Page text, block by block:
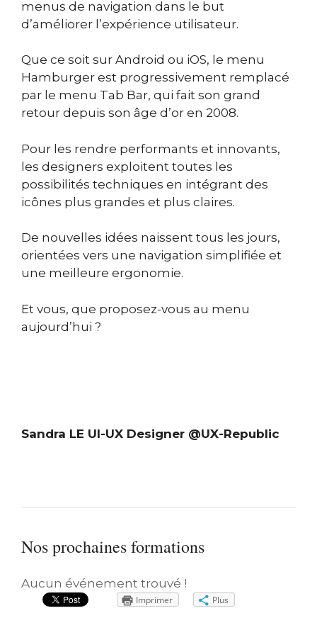
menus de navigation dans le but
d’améliorer l’expérience utilisateur.
Que ce soit sur Android ou iOS, le menu
Hamburger est progressivement remplacé
par le menu Tab Bar, qui fait son grand
retour depuis son âge d’or en 2008.
Pour les rendre performants et innovants,
les designers exploitent toutes les
possibilités techniques en intégrant des
icônes plus grandes et plus claires.
De nouvelles idées naissent tous les jours,
orientées vers une navigation simplifiée et
une meilleure ergonomie.
Et vous, que proposez-vous au menu
aujourd’hui ?
Sandra LE UI-UX Designer @UX-Republic
Nos prochaines formations
Aucun événement trouvé !
Imprimer Plus